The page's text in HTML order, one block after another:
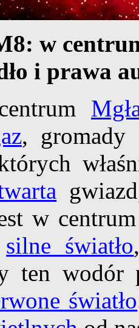
w
i prawa
,
w
silne światło
ten wodór
światło